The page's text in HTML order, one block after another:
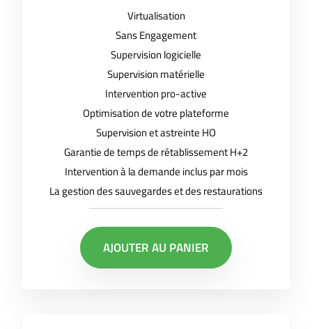
Virtualisation
Sans Engagement
Supervision logicielle
Supervision matérielle
Intervention pro-active
Optimisation de votre plateforme
Supervision et astreinte HO
Garantie de temps de rétablissement H+2
Intervention à la demande inclus par mois
La gestion des sauvegardes et des restaurations
AJOUTER AU PANIER